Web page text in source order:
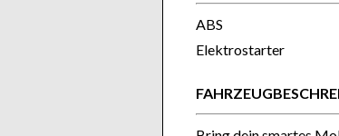
ABS
Elektrostarter